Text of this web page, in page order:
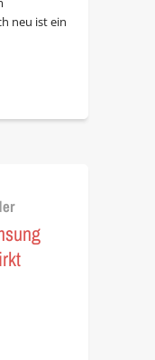
neu ist ein